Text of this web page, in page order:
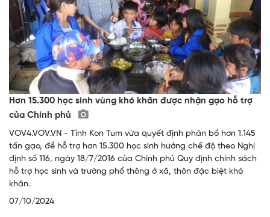
Hơn 15.300 học sinh vùng khó khăn được nhận gạo hỗ trợ
của Chính phủ
VOV4.VOV.VN - Tỉnh Kon Tum vừa quyết định phân bổ hơn 1.145
tấn gạo, để hỗ trợ hơn 15.300 học sinh hưởng chế độ theo Nghị
định số 116, ngày 18/7/2016 của Chính phủ Quy định chính sách
hỗ trợ học sinh và trường phổ thông ở xã, thôn đặc biệt khó
khăn.
07/10/2024